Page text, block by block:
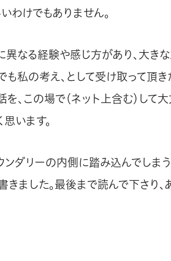
わけでもありません。
異なる経験や感じ方があり、大き
も私の考え、として受け取って頂
を、この場で（ネット上含む）して
います。
ダリーの内側に踏み込んでしま
きました。最後まで読んで下さり、